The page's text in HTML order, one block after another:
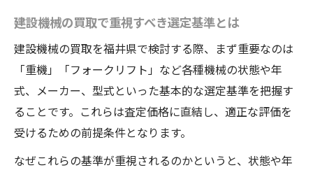
建設機械の買取で重視すべき選定基準とは
建設機械の買取を福井県で検討する際、まず重要なのは
「重機」「フォークリフト」など各種機械の状態や年
式、メーカー、型式といった基本的な選定基準を把握す
ることです。これらは査定価格に直結し、適正な評価を
受けるための前提条件となります。
なぜこれらの基準が重視されるのかというと、状態や年